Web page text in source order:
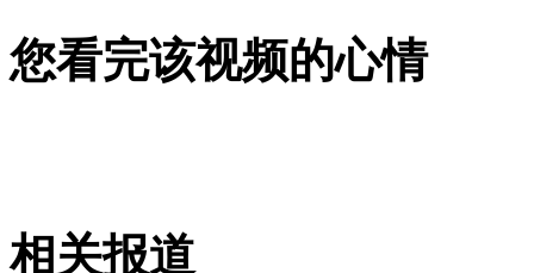
莫斯科红场将举行大阅兵
山西运城恶犬咬伤多人 警民合力深夜将其击毙
您看完该视频的心情
相关报道